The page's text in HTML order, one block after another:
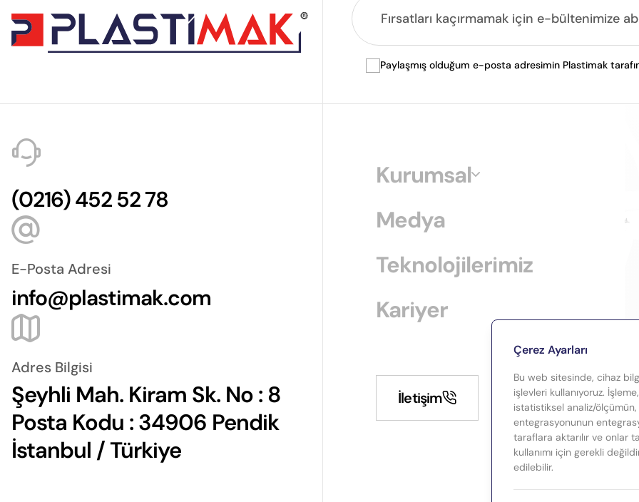
Paylaşmış olduğum e-posta adresimin Plastimak
(0216) 452 52 78
E-Posta Adresi
info@plastimak.com
Adres Bilgisi
Şeyhli Mah. Kiram Sk. No : 8
Posta Kodu : 34906 Pendik
İstanbul / Türkiye
Kurumsal
Medya
Teknolojilerimiz
Kariyer
İletişim
Çerez Ayarları
Bu web sitesinde, cihaz
işlevleri kullanıyoruz.
istatistiksel analiz/ölçümün,
entegrasyonunun
taraflara aktarılır ve onlar
kullanımı için gerekli
edilebilir.